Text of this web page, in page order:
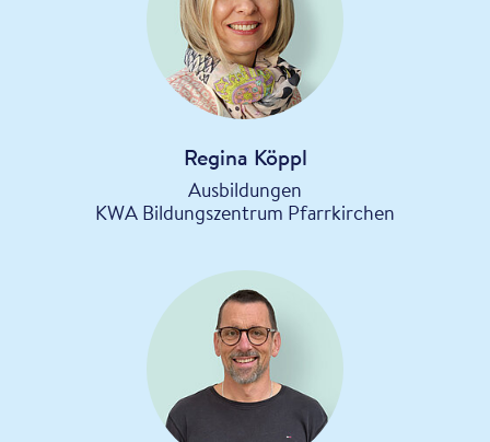
Regina Köppl
Ausbildungen
KWA Bildungszentrum Pfarrkirchen